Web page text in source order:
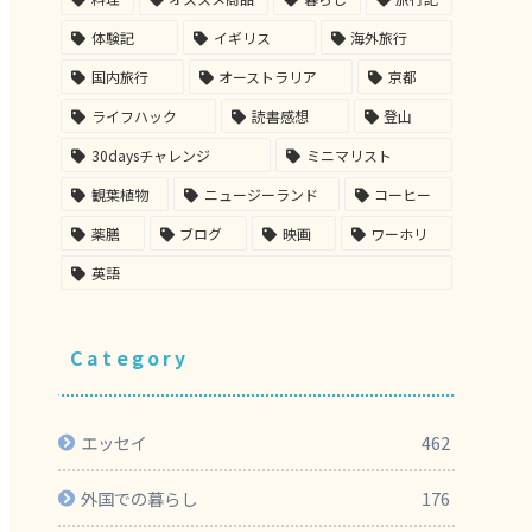
体験記
イギリス
海外旅行
国内旅行
オーストラリア
京都
ライフハック
読書感想
登山
30daysチャレンジ
ミニマリスト
観葉植物
ニュージーランド
コーヒー
薬膳
ブログ 映画
ワーホリ
英語
Category
エッセイ 462
外国での暮らし 176